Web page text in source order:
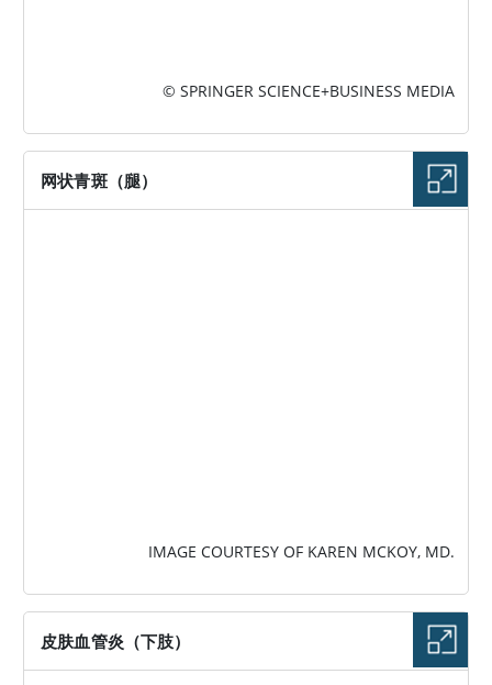
© SPRINGER SCIENCE+BUSINESS MEDIA
网状青斑（腿）
IMAGE COURTESY OF KAREN MCKOY, MD.
皮肤血管炎（下肢）